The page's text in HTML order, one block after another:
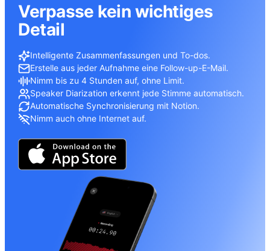
Verpasse kein wichtiges
Detail
Intelligente Zusammenfassungen und To-dos.
Erstelle aus jeder Aufnahme eine Follow-up-E-Mail.
Nimm bis zu 4 Stunden auf, ohne Limit.
Speaker Diarization erkennt jede Stimme automatisch.
Automatische Synchronisierung mit Notion.
Nimm auch ohne Internet auf.